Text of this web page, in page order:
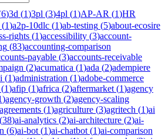
6)3d (1)3pl (3)4pl (1)AP-AR (1)HR
(1)a2p-10dlc (1)ab-testing (5)about-ecosire
rights (1)accessibility (3)account-
(83)accounting-comparison
payable (3)accounts-receivable
(2)acumatica (1)ada (2)adempiere
(1)administration (1)adobe-commerce
(1)afip (1)africa (2)aftermarket (1)agency
)agency-growth (2)agency-scaling
agreements (1)agriculture (3)agritech (1)ai
(38)ai-analytics (2)ai-architecture (2)ai-
(6)ai-bot (1)ai-chatbot (1)ai-comparison